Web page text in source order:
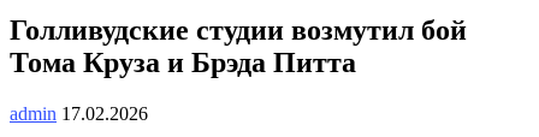
Голливудские студии возмутил бой
Тома Круза и Брэда Питта
admin 17.02.2026